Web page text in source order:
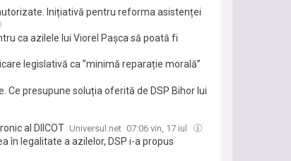
Inițiativă pentru reforma asistenței
ca azilele lui Viorel Pașca să poată fi
legislativă ca ”minimă reparație morală”
Ce presupune soluția oferită de DSP Bihor lui
al DIICOT Universul.net 07:06 vin, 17 iul
în legalitate a azilelor, DSP i-a propus
necesare